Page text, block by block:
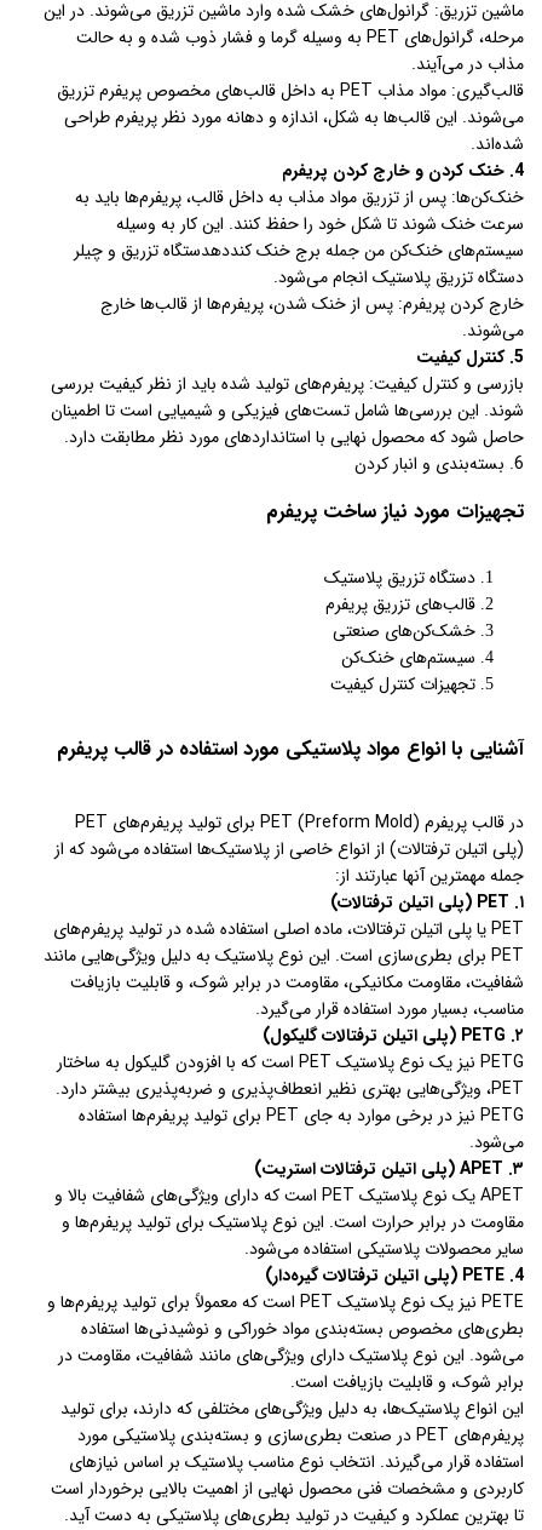
ماشین تزریق: گرانول‌های خشک شده وارد ماشین تزریق می‌شوند. در این
مرحله، گرانول‌های PET به وسیله گرما و فشار ذوب شده و به حالت
مذاب در می‌آیند.
قالب‌گیری: مواد مذاب PET به داخل قالب‌های مخصوص پریفرم تزریق
می‌شوند. این قالب‌ها به شکل، اندازه و دهانه مورد نظر پریفرم طراحی
شده‌اند.
4. خنک کردن و خارج کردن پریفرم
خنک‌کن‌ها: پس از تزریق مواد مذاب به داخل قالب، پریفرم‌ها باید به
سرعت خنک شوند تا شکل خود را حفظ کنند. این کار به وسیله
سیستم‌های خنک‌کن من جمله برج خنک کنددهدستگاه تزریق و چیلر
دستگاه تزریق پلاستیک انجام می‌شود.
خارج کردن پریفرم: پس از خنک شدن، پریفرم‌ها از قالب‌ها خارج
می‌شوند.
5. کنترل کیفیت
بازرسی و کنترل کیفیت: پریفرم‌های تولید شده باید از نظر کیفیت بررسی
شوند. این بررسی‌ها شامل تست‌های فیزیکی و شیمیایی است تا اطمینان
حاصل شود که محصول نهایی با استانداردهای مورد نظر مطابقت دارد.
6. بسته‌بندی و انبار کردن
تجهیزات مورد نیاز ساخت پریفرم
دستگاه تزریق پلاستیک
قالب‌های تزریق پریفرم
خشک‌کن‌های صنعتی
سیستم‌های خنک‌کن
تجهیزات کنترل کیفیت
آشنایی با انواع مواد پلاستیکی مورد استفاده در قالب پریفرم
در قالب پریفرم PET (Preform Mold) برای تولید پریفرم‌های PET
(پلی اتیلن ترفتالات) از انواع خاصی از پلاستیک‌ها استفاده می‌شود که از
جمله مهمترین آنها عبارتند از:
۱. PET (پلی اتیلن ترفتالات)
PET یا پلی اتیلن ترفتالات، ماده اصلی استفاده شده در تولید پریفرم‌های
PET برای بطری‌سازی است. این نوع پلاستیک به دلیل ویژگی‌هایی مانند
شفافیت، مقاومت مکانیکی، مقاومت در برابر شوک، و قابلیت بازیافت
مناسب، بسیار مورد استفاده قرار می‌گیرد.
۲. PETG (پلی اتیلن ترفتالات گلیکول)
PETG نیز یک نوع پلاستیک PET است که با افزودن گلیکول به ساختار
PET، ویژگی‌هایی بهتری نظیر انعطاف‌پذیری و ضربه‌پذیری بیشتر دارد.
PETG نیز در برخی موارد به جای PET برای تولید پریفرم‌ها استفاده
می‌شود.
۳. APET (پلی اتیلن ترفتالات استریت)
APET یک نوع پلاستیک PET است که دارای ویژگی‌های شفافیت بالا و
مقاومت در برابر حرارت است. این نوع پلاستیک برای تولید پریفرم‌ها و
سایر محصولات پلاستیکی استفاده می‌شود.
4. PETE (پلی اتیلن ترفتالات گیره‌دار)
PETE نیز یک نوع پلاستیک PET است که معمولاً برای تولید پریفرم‌ها و
بطری‌های مخصوص بسته‌بندی مواد خوراکی و نوشیدنی‌ها استفاده
می‌شود. این نوع پلاستیک دارای ویژگی‌های مانند شفافیت، مقاومت در
برابر شوک، و قابلیت بازیافت است.
این انواع پلاستیک‌ها، به دلیل ویژگی‌های مختلفی که دارند، برای تولید
پریفرم‌های PET در صنعت بطری‌سازی و بسته‌بندی پلاستیکی مورد
استفاده قرار می‌گیرند. انتخاب نوع مناسب پلاستیک بر اساس نیازهای
کاربردی و مشخصات فنی محصول نهایی از اهمیت بالایی برخوردار است
تا بهترین عملکرد و کیفیت در تولید بطری‌های پلاستیکی به دست آید.